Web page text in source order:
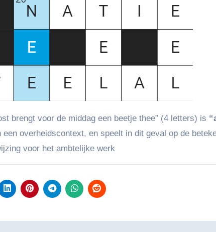
brengt voor de middag een beetje thee” (4 letters) is
overheidscontext, en speelt in dit geval op de
voor het ambtelijke werk​